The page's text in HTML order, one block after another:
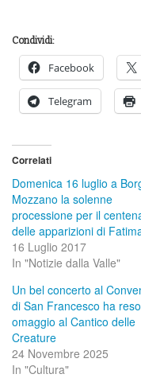
Condividi:
Facebook
Telegram
Correlati
Domenica 16 luglio a
Mozzano la solenne
processione per il
delle apparizioni di
16 Luglio 2017
In "Notizie dalla Valle"
Un bel concerto al
di San Francesco ha reso
omaggio al Cantico delle
Creature
24 Novembre 2025
In "Cultura"